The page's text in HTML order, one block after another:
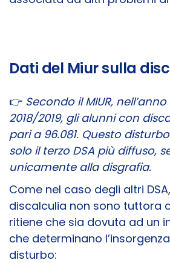
Dati del Miur sulla
👉 ​Secondo il MIUR,
2018/2019, gli alunni con
pari a 96.081. Questo
solo il terzo DSA più diffuso,
unicamente alla disgrafia.
Come nel caso degli altri
discalculia non sono tuttora
ritiene che sia dovuta ad un
che determinano
disturbo: